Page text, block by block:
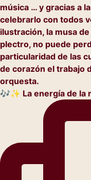
🎶✨ La energía de la